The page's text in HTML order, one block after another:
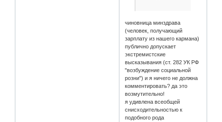
чиновница минздрава
(человек, получающий
зарплату из нашего кармана)
публично допускает
экстремистские
высказывания (ст. 282 УК РФ
"возбуждение социальной
розни") и я ничего не должна
комментировать? да это
возмутительно!
я удивлена всеобщей
снисходительностью к
подобного рода